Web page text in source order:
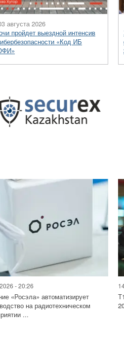
августа 2026
пройдет выездной интенсив
«Код ИБ
- 20:26
«Росэла» автоматизирует
на радиотехническом
...